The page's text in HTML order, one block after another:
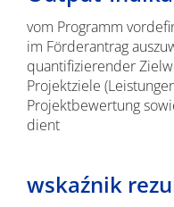
vom Programm
im Förderantrag
quantifizierender
Projektziele
Projektbewertung
dient
wskaźnik